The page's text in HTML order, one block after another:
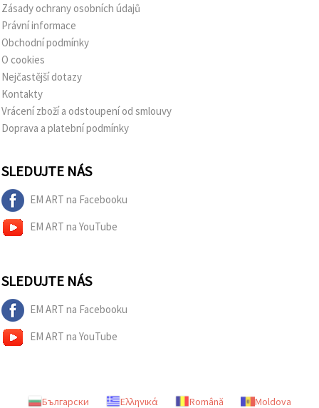
Zásady ochrany osobních údajů
Právní informace
Obchodní podmínky
O cookies
Nejčastější dotazy
Kontakty
Vrácení zboží a odstoupení od smlouvy
Doprava a platební podmínky
SLEDUJTE NÁS
EM ART na Facebooku
EM ART na YouTube
SLEDUJTE NÁS
EM ART na Facebooku
EM ART na YouTube
Български Ελληνικά Română Moldova